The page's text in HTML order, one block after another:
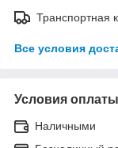
Транспортная
Все условия
Условия оплаты
Наличными